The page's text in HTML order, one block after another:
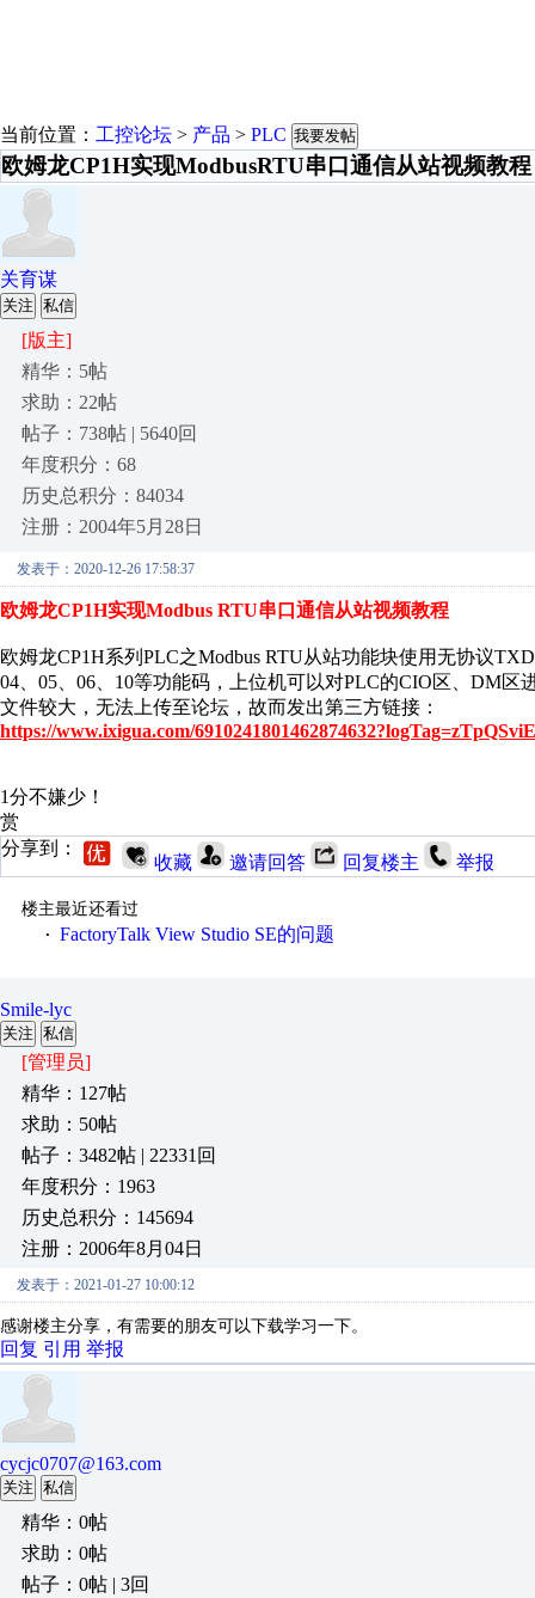
当前位置： 工控论坛 > 产品 > PLC 我要发帖
欧姆龙CP1H实现ModbusRTU串口通信从站视频教程
关育谋
关注 私信
[版主]
精华：5帖
求助：22帖
帖子：738帖 | 5640回
年度积分：68
历史总积分：84034
注册：2004年5月28日
发表于：2020-12-26 17:58:37
欧姆龙CP1H实现Modbus RTU串口通信从站视频教程
欧姆龙CP1H系列PLC之Modbus RTU从站功能块使用无协议
04、05、06、10等功能码，上位机可以对PLC的CIO区、DM区
文件较大，无法上传至论坛，故而发出第三方链接：
https://www.ixigua.com/
1分不嫌少！
赏
分享到：
收藏 邀请回答 回复楼主 举报
楼主最近还看过
· FactoryTalk View Studio SE的问题
Smile-lyc
关注 私信
[管理员]
精华：127帖
求助：50帖
帖子：3482帖 | 22331回
年度积分：1963
历史总积分：145694
注册：2006年8月04日
发表于：2021-01-27 10:00:12
感谢楼主分享，有需要的朋友可以下载学习一下。
回复 引用 举报
cycjc0707@163.com
关注 私信
精华：0帖
求助：0帖
帖子：0帖 | 3回